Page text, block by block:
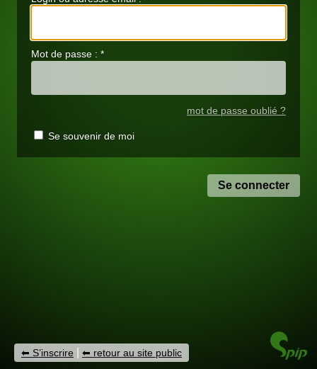
Mot de passe : *
mot de passe oublié ?
Se souvenir de moi
S’inscrire retour au site public